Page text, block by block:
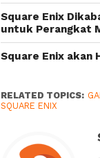
Square Enix
untuk Perangkat
Square Enix akan
RELATED TOPICS:
SQUARE ENIX